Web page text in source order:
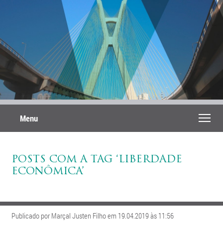
Menu
POSTS COM A TAG ‘LIBERDADE
ECONÔMICA’
Publicado por Marçal Justen Filho em 19.04.2019 às 11:56